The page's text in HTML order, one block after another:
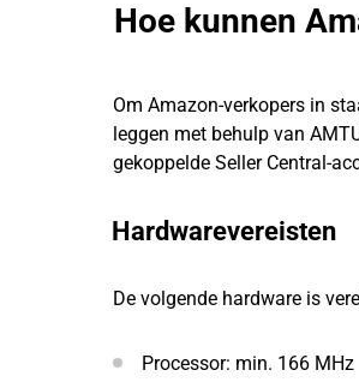
Hoe kunnen
Om Amazon-verkopers in
leggen met behulp van
gekoppelde Seller Central-
Hardwarevereisten
De volgende hardware is
Processor: min. 166 MHz